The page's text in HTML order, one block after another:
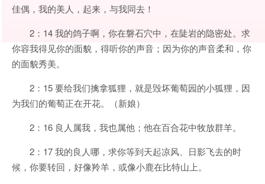
佳偶，我的美人，起来，与我同去！
2：14 我的鸽子啊，你在磐石穴中，在陡岩的隐密处。求
你容我得见你的面貌，得听你的声音；因为你的声音柔和，你
的面貌秀美。
2：15 要给我们擒拿狐狸，就是毁坏葡萄园的小狐狸，因
为我们的葡萄正在开花。（新娘）
2：16 良人属我，我也属他；他在百合花中牧放群羊。
2：17 我的良人哪，求你等到天起凉风、日影飞去的时
候，你要转回，好像羚羊，或像小鹿在比特山上。